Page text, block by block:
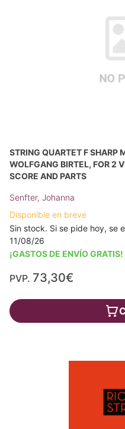
STRING QUARTET F SHARP
WOLFGANG BIRTEL, FOR 2
SCORE AND PARTS
Senfter, Johanna
Disponible en breve
Sin stock. Si se pide hoy, se
11/08/26
¡GASTOS DE ENVÍO GRATIS!
PVP. 73,30€